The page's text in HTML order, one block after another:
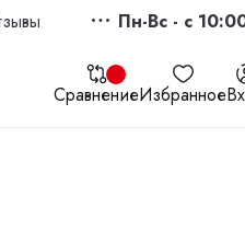
Пн-Вс - c
СравнениеИзбранное